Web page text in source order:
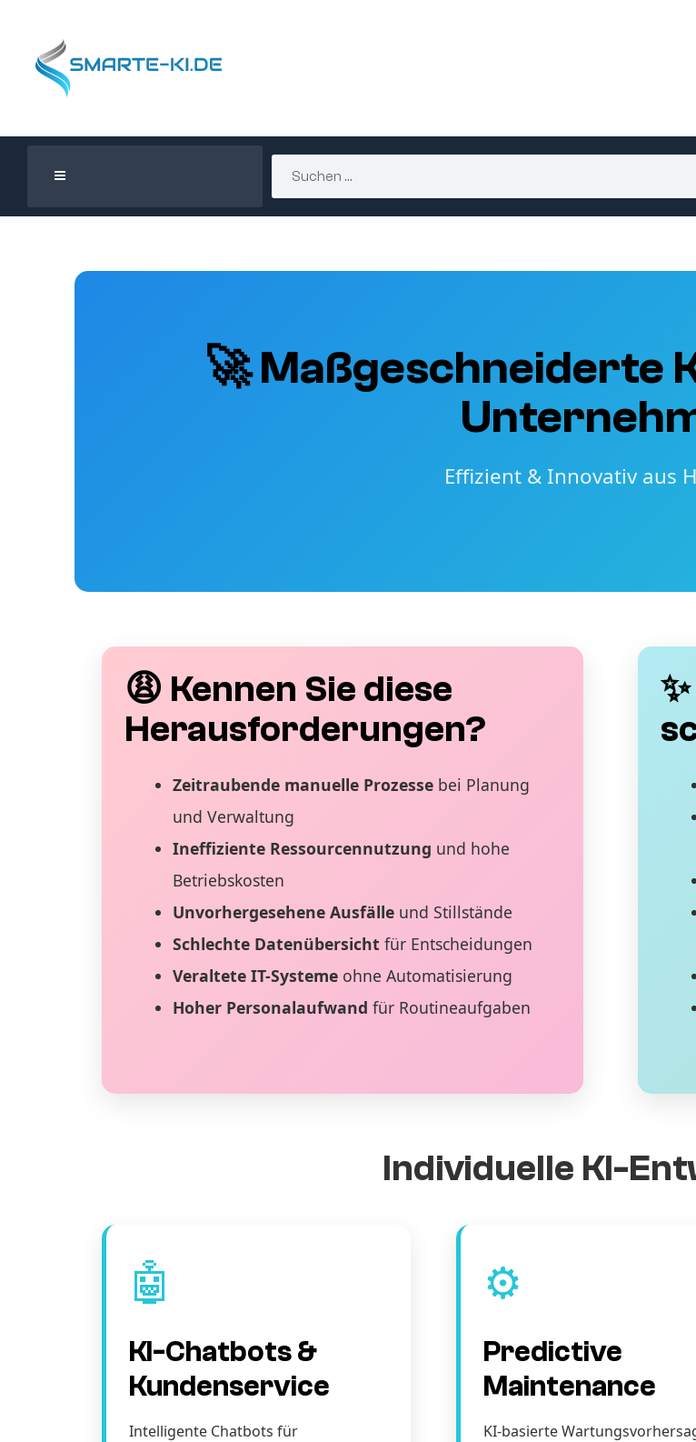
🚀 Maßgeschneiderte
Effizient & Innovativ aus
😩 Kennen Sie diese
Herausforderungen?
Zeitraubende manuelle Prozessebei Planung
und Verwaltung
Ineffiziente Ressourcennutzung und hohe
Betriebskosten
Unvorhergesehene Ausfälleund Stillstände
Schlechte Datenübersicht für Entscheidungen
Veraltete IT-Systemeohne Automatisierung
Hoher Personalaufwand für Routineaufgaben
Individuelle KI-
🤖
KI-Chatbots &
Kundenservice
Intelligente Chatbots für
⚙️
Predictive
Maintenance
KI-basierte